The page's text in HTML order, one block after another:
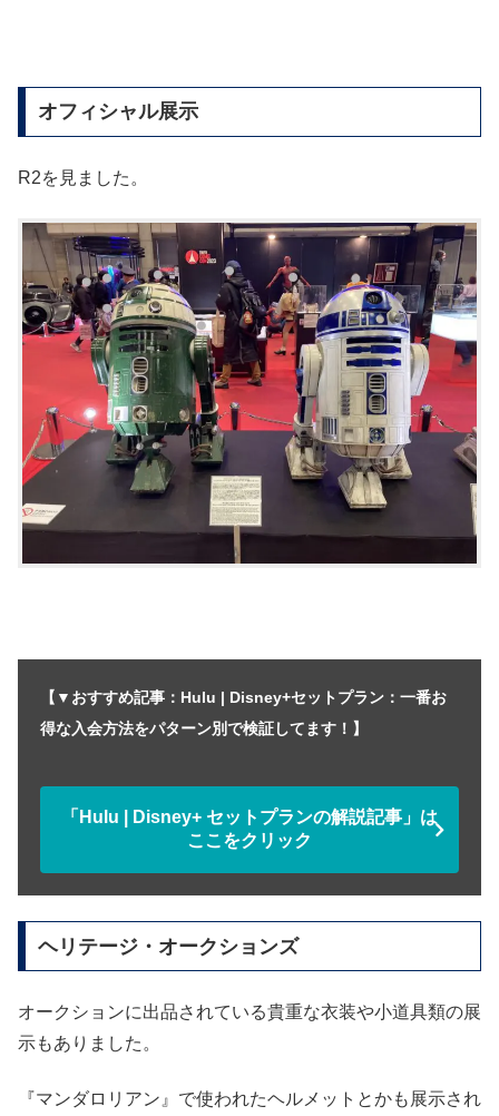
オフィシャル展示
R2を見ました。
【▼おすすめ記事：Hulu | Disney+セットプラン：一番お
得な入会方法をパターン別で検証してます！】
「Hulu | Disney+ セットプランの解説記事」は
ここをクリック
ヘリテージ・オークションズ
オークションに出品されている貴重な衣装や小道具類の展
示もありました。
『マンダロリアン』で使われたヘルメットとかも展示され